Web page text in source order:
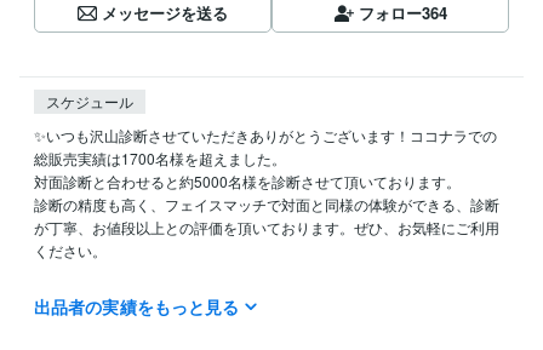
メッセージを送る
フォロー364
スケジュール
✨いつも沢山診断させていただきありがとうございます！ココナラでの
総販売実績は1700名様を超えました。
対面診断と合わせると約5000名様を診断させて頂いております。
診断の精度も高く、フェイスマッチで対面と同様の体験ができる、診断
が丁寧、お値段以上との評価を頂いております。ぜひ、お気軽にご利用
ください。
✨ ココナラ招待コードで1000円引き ✨
ココナラに新規登録される方は、初回のみ以下のリンクから登録すると1
出品者の実績をもっと見る